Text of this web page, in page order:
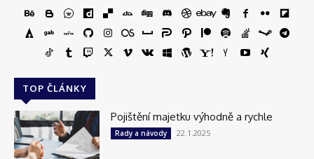
TOP ČLÁNKY
Pojištění majetku výhodně a rychle
Rady a návody 22.1.2025